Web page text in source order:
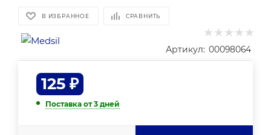
В ИЗБРАННОЕ СРАВНИТЬ
Артикул: 00098064
125 ₽
Поставка от 3 дней